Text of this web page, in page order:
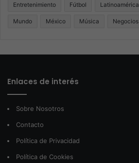
Entretenimiento Fútbol Latinoamérica
Mundo México Música Negocios
Enlaces de interés
Sobre Nosotros
Contacto
Política de Privacidad
Política de Cookies